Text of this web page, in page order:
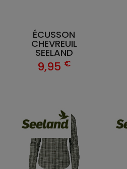
ÉCUSSON
CHEVREUIL
SEELAND
9,95 €